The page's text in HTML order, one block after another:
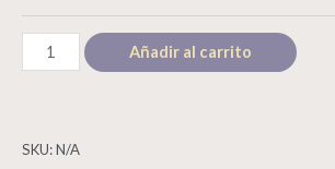
Almendra
con
Añadir al carrito
SKU:N/A